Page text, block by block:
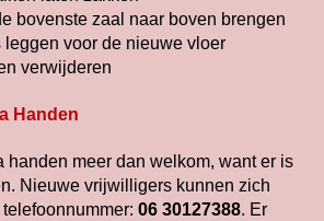
bovenste zaal naar boven brengen
leggen voor de nieuwe vloer
verwijderen
Handen
handen meer dan welkom, want er is
Nieuwe vrijwilligers kunnen zich
06 30127388. Er